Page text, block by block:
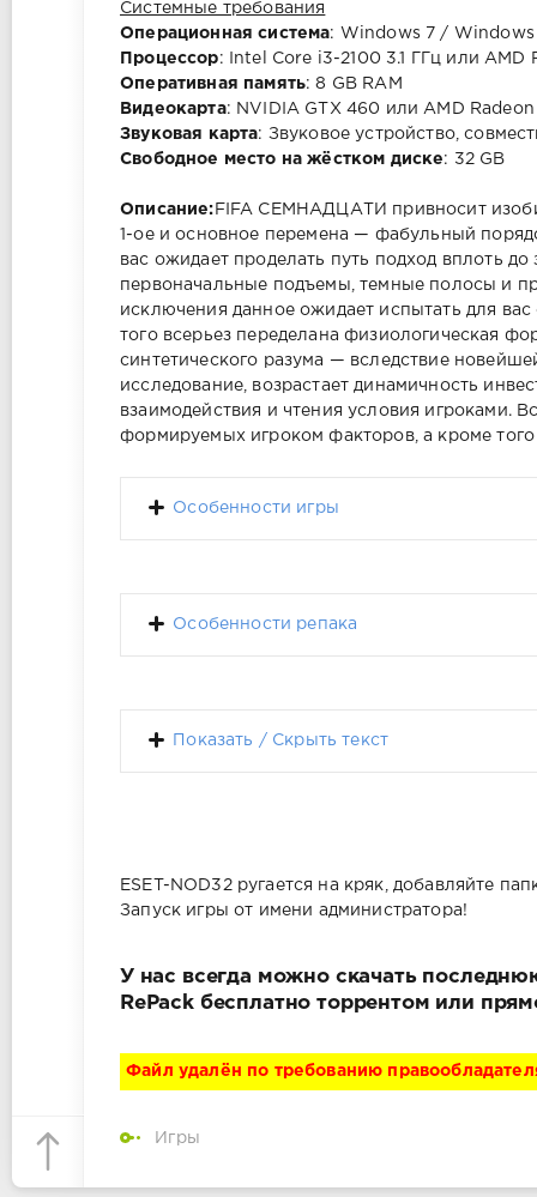
Системные требования
Операционная система: Windows 7 /
Процессор: Intel Core i3-2100 3.1 ГГц или AMD
Оперативная память: 8 GB RAM
Видеокарта: NVIDIA GTX 460 или AMD
Звуковая карта: Звуковое устройство,
Свободное место на жёстком диске: 32 GB
Описание: FIFA СЕМНАДЦАТИ привносит
1-ое и основное перемена — фабульный
вас ожидает проделать путь подход вплоть
первоначальные подъемы, темные полосы и
исключения данное ожидает испытать для
того всерьез переделана физиологическая
синтетического разума — вследствие
исследование, возрастает динамичность
взаимодействия и чтения условия игроками.
формируемых игроком факторов, а кроме
Особенности игры
Особенности репака
Показать / Скрыть текст
ESET-NOD32 ругается на кряк, добавляйте
Запуск игры от имени администратора!
У нас всегда можно скачать
RePack бесплатно торрентом или
Файл удалён по требованию
Игры